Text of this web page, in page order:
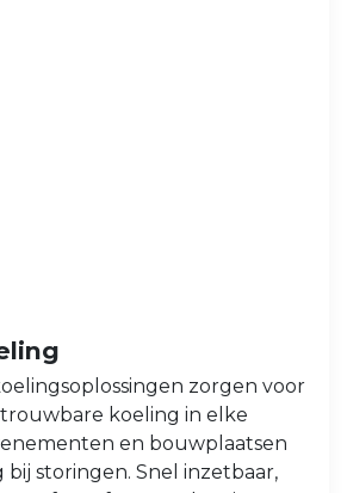
zorgen voor
koeling in elke
en bouwplaatsen
storingen. Snel inzetbaar,